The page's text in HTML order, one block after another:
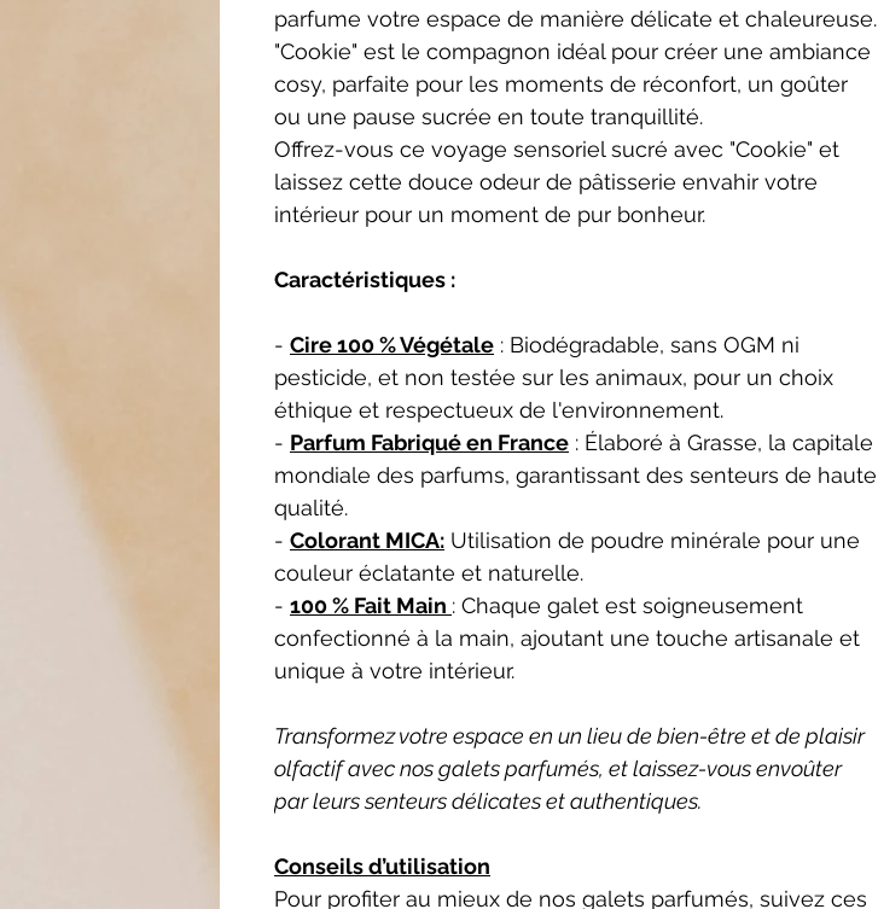
parfume votre espace de manière délicate et chaleureuse.
"Cookie" est le compagnon idéal pour créer une ambiance
cosy, parfaite pour les moments de réconfort, un goûter
ou une pause sucrée en toute tranquillité.
Offrez-vous ce voyage sensoriel sucré avec "Cookie" et
laissez cette douce odeur de pâtisserie envahir votre
intérieur pour un moment de pur bonheur.
Caractéristiques :
- Cire 100 % Végétale : Biodégradable, sans OGM ni
pesticide, et non testée sur les animaux, pour un choix
éthique et respectueux de l'environnement.
- Parfum Fabriqué en France : Élaboré à Grasse, la capitale
mondiale des parfums, garantissant des senteurs de haute
qualité.
- Colorant MICA: Utilisation de poudre minérale pour une
couleur éclatante et naturelle.
- 100 % Fait Main : Chaque galet est soigneusement
confectionné à la main, ajoutant une touche artisanale et
unique à votre intérieur.
Transformez votre espace en un lieu de bien-être et de plaisir
olfactif avec nos galets parfumés, et laissez-vous envoûter
par leurs senteurs délicates et authentiques.
Conseils d’utilisation
Pour profiter au mieux de nos galets parfumés, suivez ces